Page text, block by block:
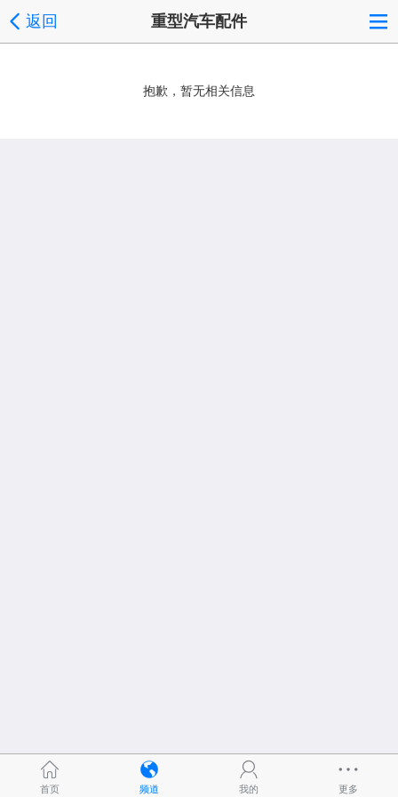
返回 重型汽车配件
抱歉，暂无相关信息
首页 频道 我的 更多